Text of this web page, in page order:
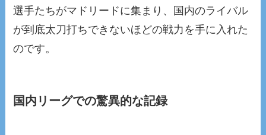
選手たちがマドリードに集まり、国内のライバル
が到底太刀打ちできないほどの戦力を手に入れた
のです。
国内リーグでの驚異的な記録